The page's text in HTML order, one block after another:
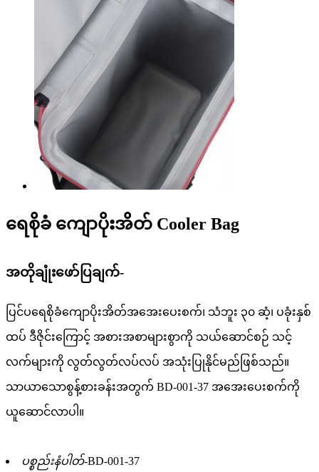
ရေစိုခံ ကျောပိုးအိတ် Cooler Bag
အတိုချုံးဖော်ပြချက်-
ပြင်ပရေစိုခံကျောပိုးအိတ်အအေးပေးစက်၊ သံဘူး ၃၀ ဆံ့၊ ပခုံးနှစ်
ထပ် ဒီဇိုင်းကြောင့် အစားအစာများစွာကို သယ်ဆောင်စဉ် သင့်
လက်များကို လွတ်လွတ်လပ်လပ် အသုံးပြုနိုင်မည်ဖြစ်သည်။
သာယာသောစွန့်စားခန်းအတွက် BD-001-37 အအေးပေးစက်ကို
ယူဆောင်လာပါ။
ပစ္စည်းနံပါတ်-BD-001-37